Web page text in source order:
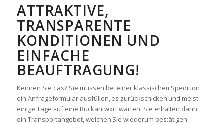
ATTRAKTIVE,
TRANSPARENTE
KONDITIONEN UND
EINFACHE
BEAUFTRAGUNG!
Kennen Sie das? Sie müssen bei einer klassischen Spedition
ein Anfrageformular ausfüllen, es zurückschicken und meist
einige Tage auf eine Rückantwort warten. Sie erhalten dann
ein Transportangebot, welchen Sie wiederum bestätigen